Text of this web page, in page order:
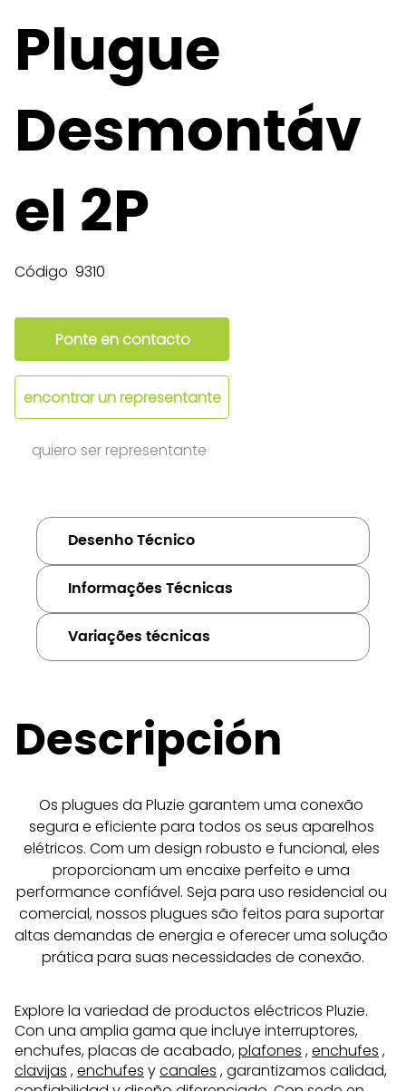
Plugue
Desmontáv
el 2P
Código 9310
Ponte en contacto
encontrar un representante
quiero ser representante
Desenho Técnico
Informações Técnicas
Variações técnicas
Descripción
Os plugues da Pluzie garantem uma conexão
segura e eficiente para todos os seus aparelhos
elétricos. Com um design robusto e funcional, eles
proporcionam um encaixe perfeito e uma
performance confiável. Seja para uso residencial ou
comercial, nossos plugues são feitos para suportar
altas demandas de energia e oferecer uma solução
prática para suas necessidades de conexão.
Explore la variedad de productos eléctricos Pluzie.
Con una amplia gama que incluye interruptores,
enchufes, placas de acabado,plafones ,enchufes ,
clavijas ,enchufes ycanales , garantizamos calidad,